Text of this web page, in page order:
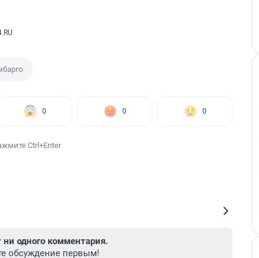
0 0 0
Ctrl+Enter
ни одного комментария.
обсуждение первым!